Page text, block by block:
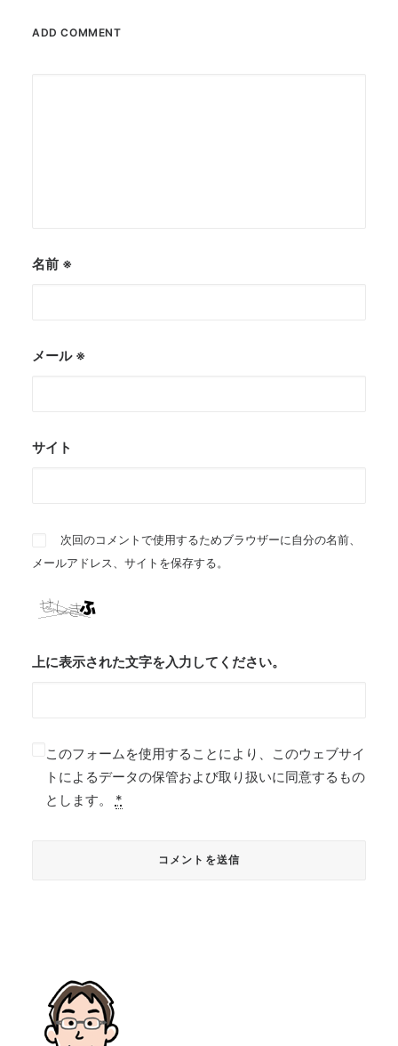
ADD COMMENT
名前 ※
メール ※
サイト
次回のコメントで使用するためブラウザーに自分の名前、
メールアドレス、サイトを保存する。
上に表示された文字を入力してください。
このフォームを使用することにより、このウェブサイ
トによるデータの保管および取り扱いに同意するもの
とします。 *